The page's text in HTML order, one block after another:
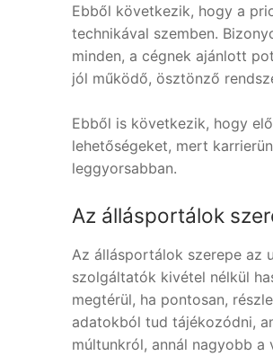
Ebből következik, hogy a
technikával szemben.
minden, a cégnek ajánlott
jól működő, ösztönző
Ebből is következik, hogy
lehetőségeket, mert
leggyorsabban.
Az állásportálok
Az állásportálok szerepe az
szolgáltatók kivétel nélkül
megtérül, ha pontosan,
adatokból tud tájékozódni,
múltunkról, annál nagyobb